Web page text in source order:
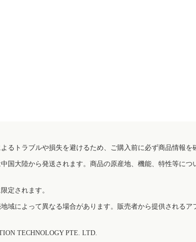
るトラブルや損失を避けるため、ご購入前に必ず商品情報を
国大陸から発送されます。商品の原産地、機能、特性等に
定されます。
域によって異なる場合があります。販売者から提供される
TECHNOLOGY PTE. LTD.